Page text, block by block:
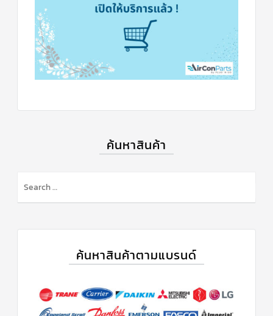
ค้นหาสินค้า
ค้นหาสินค้าตามแบรนด์